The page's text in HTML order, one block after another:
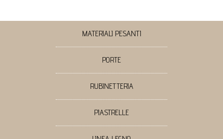
MATERIALI PESANTI
PORTE
RUBINETTERIA
PIASTRELLE